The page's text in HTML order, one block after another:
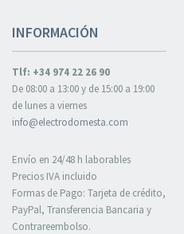
INFORMACIÓN
Tlf: +34 974 22 26 90
De 08:00 a 13:00 y de 15:00 a 19:00
de lunes a viernes
info@electrodomesta.com
Envío en 24/48 h laborables
Precios IVA incluido
Formas de Pago: Tarjeta de crédito,
PayPal, Transferencia Bancaria y
Contrareembolso.